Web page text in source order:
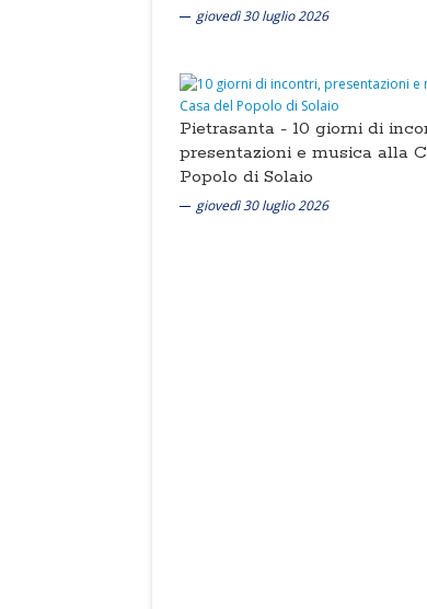
giovedì 30 luglio 2026
Pietrasanta - 10 giorni di
presentazioni e musica alla
Popolo di Solaio
giovedì 30 luglio 2026